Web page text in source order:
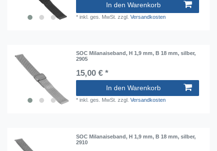
In den Warenkorb
*inkl. ges. MwSt. zzgl.Versandkosten
SOC Milanaiseband, H 1,9 mm, B 18 mm, silber,
2905
15,00 € *
In den Warenkorb
*inkl. ges. MwSt. zzgl.Versandkosten
SOC Milanaiseband, H 1,9 mm, B 18 mm, silber,
2910